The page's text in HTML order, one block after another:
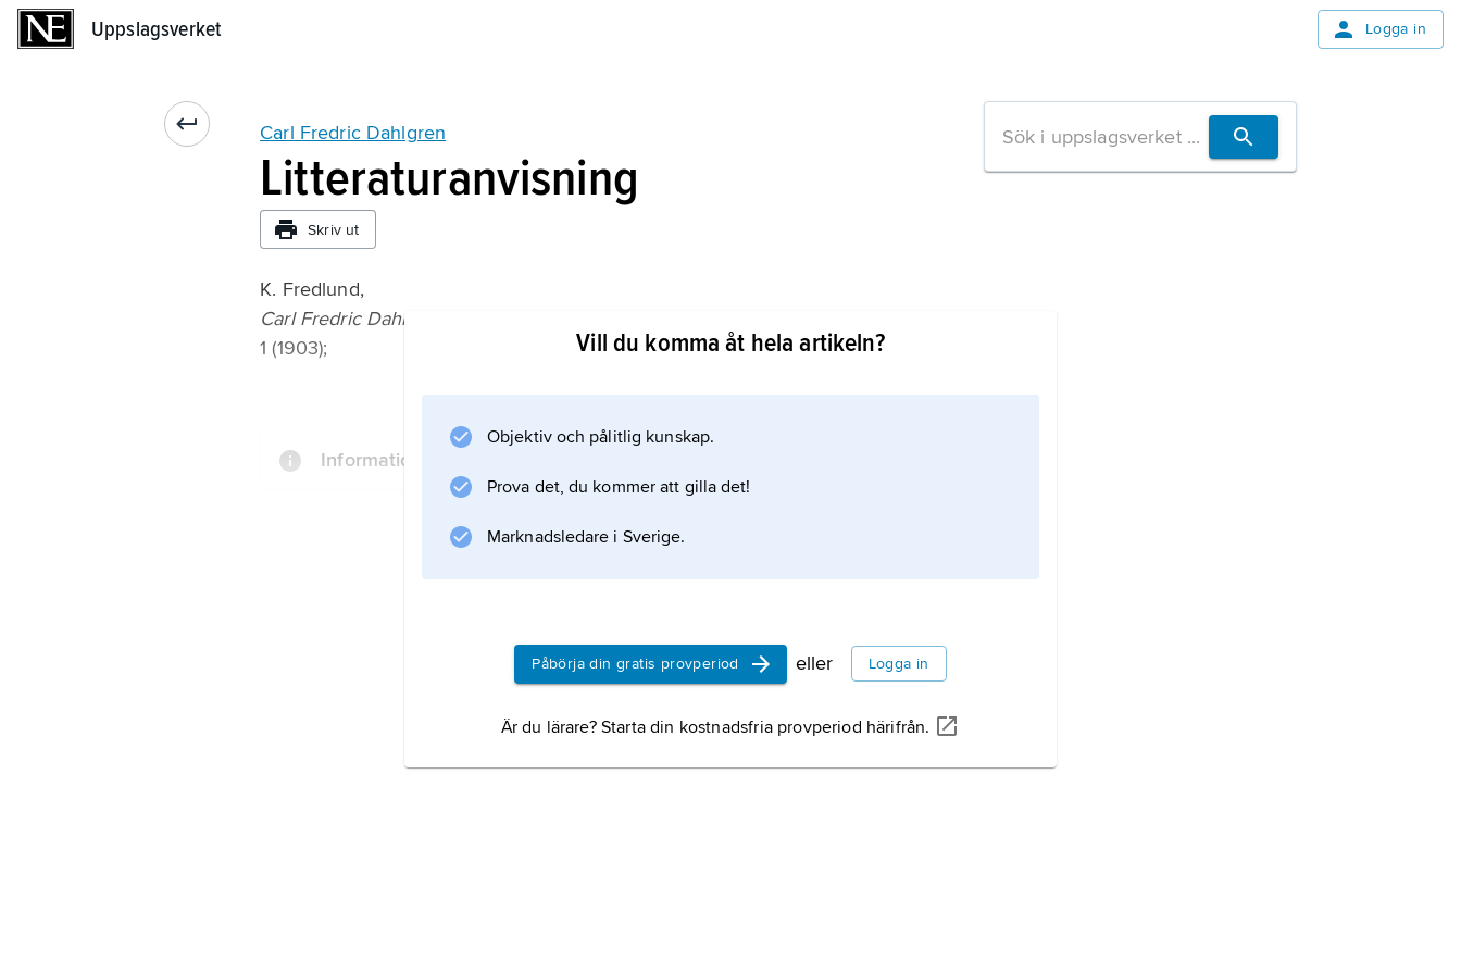
Uppslagsverket Logga in
Carl Fredric Dahlgren
Litteraturanvisning
Skriv ut
K. Fredlund,
Carl Fredric Dahlgren, hans lif och diktning: En litteraturhistorisk studie
1 (1903);
Information om artikeln
Vill du komma åt hela artikeln?
Objektiv och pålitlig kunskap.
Prova det, du kommer att gilla det!
Marknadsledare i Sverige.
Påbörja din gratis provperiod eller Logga in
Är du lärare? Starta din kostnadsfria provperiod härifrån.